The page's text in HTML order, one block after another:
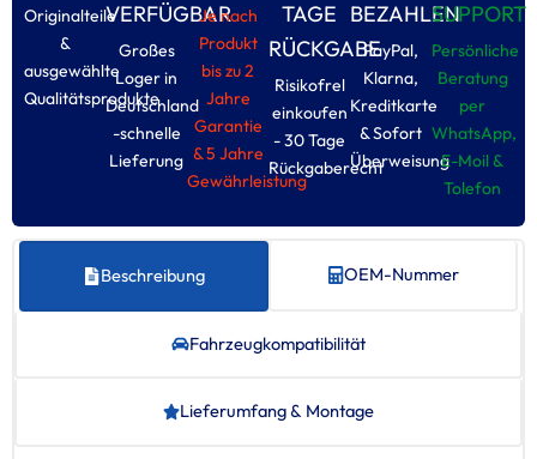
Originalteile
&
ausgewählte
Qualitätsprodukte
VERFÜGBAR
Großes
Loger in
Deutschland
-schnelle
Lieferung
Je nach
Produkt
bis zu 2
Jahre
Garantie
& 5 Jahre
Gewährleistung
TAGE
RÜCKGABE
Risikofrel
einkoufen
- 30 Tage
Rückgaberecht
BEZAHLEN
PayPal,
Klarna,
Kreditkarte
& Sofort
Überweisung
SUPPORT
Persönliche
Beratung
per
WhatsApp,
E-Moil &
Tolefon
Beschreibung OEM-Nummer
Fahrzeug­kompatibilität
Lieferumfang & Montage